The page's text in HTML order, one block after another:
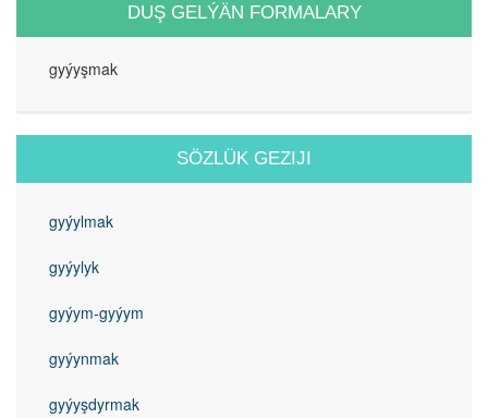
DUŞ GELÝÄN FORMALARY
gyýyşmak
SÖZLÜK GEZIJI
gyýylmak
gyýylyk
gyýym-gyýym
gyýynmak
gyýyşdyrmak